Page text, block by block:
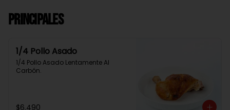
Principales
1/4 Pollo Asado
1/4 Pollo Asado Lentamente Al
Carbón.
$6.490